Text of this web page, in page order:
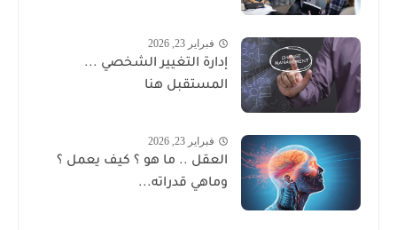
فبراير 23, 2026
إدارة التغيير الشخصي ...
المستقبل هنا
فبراير 23, 2026
العقل .. ما هو ؟ كيف يعمل ؟
وماهي قدراته...